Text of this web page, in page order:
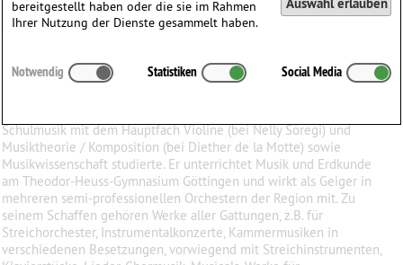
Kleinert
∗ 29.11.1957 inHamburg, Deutschland
Schulmusik mit dem Hauptfach Violine (bei Nelly Söregi) und
Musiktheorie / Komposition (bei Diether de la Motte) sowie
Musikwissenschaft studierte. Er unterrichtet Musik und Erdkunde
am Theodor-Heuss-Gymnasium Göttingen und wirkt als Geiger in
mehreren semi-professionellen Orchestern der Region mit. Zu
seinem Schaffen gehören Werke aller Gattungen, z.B. für
Streichorchester, Instrumentalkonzerte, Kammermusiken in
verschiedenen Besetzungen, vorwiegend mit Streichinstrumenten,
bereitgestellt haben oder die sie im Rahmen
Ihrer Nutzung der Dienste gesammelt haben.
Notwendig Statistiken Social Media